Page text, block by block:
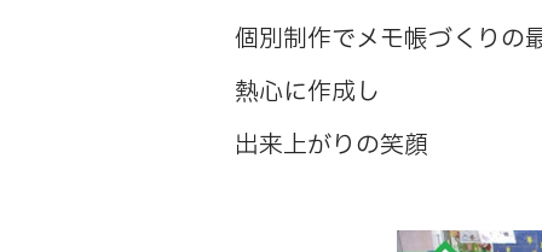
個別制作でメモ帳づくりの
熱心に作成し
出来上がりの笑顔